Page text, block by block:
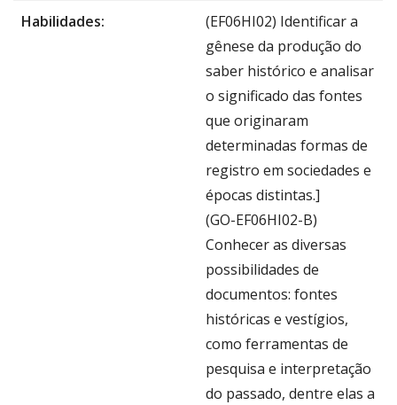
Habilidades:
(EF06HI02) Identificar a
gênese da produção do
saber histórico e analisar
o significado das fontes
que originaram
determinadas formas de
registro em sociedades e
épocas distintas.]
(GO-EF06HI02-B)
Conhecer as diversas
possibilidades de
documentos: fontes
históricas e vestígios,
como ferramentas de
pesquisa e interpretação
do passado, dentre elas a